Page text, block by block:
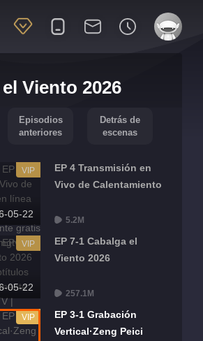
Viento 2026
Episodios
anteriores
Detrás de
escenas
05-22
VIP
EP 4 Transmisión en
Vivo de Calentamiento
5.2M
05-22
VIP
EP 7-1 Cabalga el
Viento 2026
257.1M
VIP
EP 3-1 Grabación
Vertical·Zeng Peici